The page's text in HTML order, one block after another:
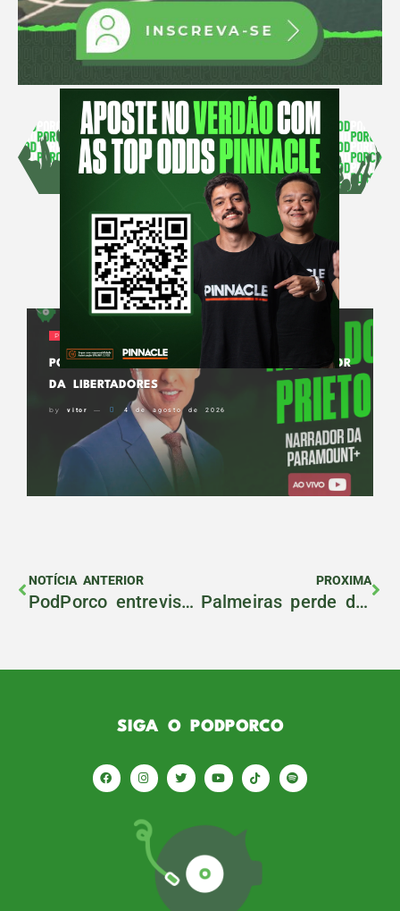
NOTÍCIAS
PODPORCO NEWS
PODPORCO RECEBE NIVALDO PRIETO, NARRADOR
DA LIBERTADORES
by vitor 4 de agosto de 2026
NOTÍCIA ANTERIOR
PodPorco entrevistará Guilherme Romero, conselheiro do Palmeiras
PROXIMA
Palmeiras perde de três do Flamengo no Maracanã
SIGA O PODPORCO